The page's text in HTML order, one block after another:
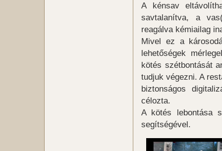
A kénsav
savtalanítva, a
reagálva kémiailag
Mivel ez a
lehetőségek
kötés szétbontását
tudjuk végezni. A
biztonságos
célozta.
A kötés lebontása
segítségével.